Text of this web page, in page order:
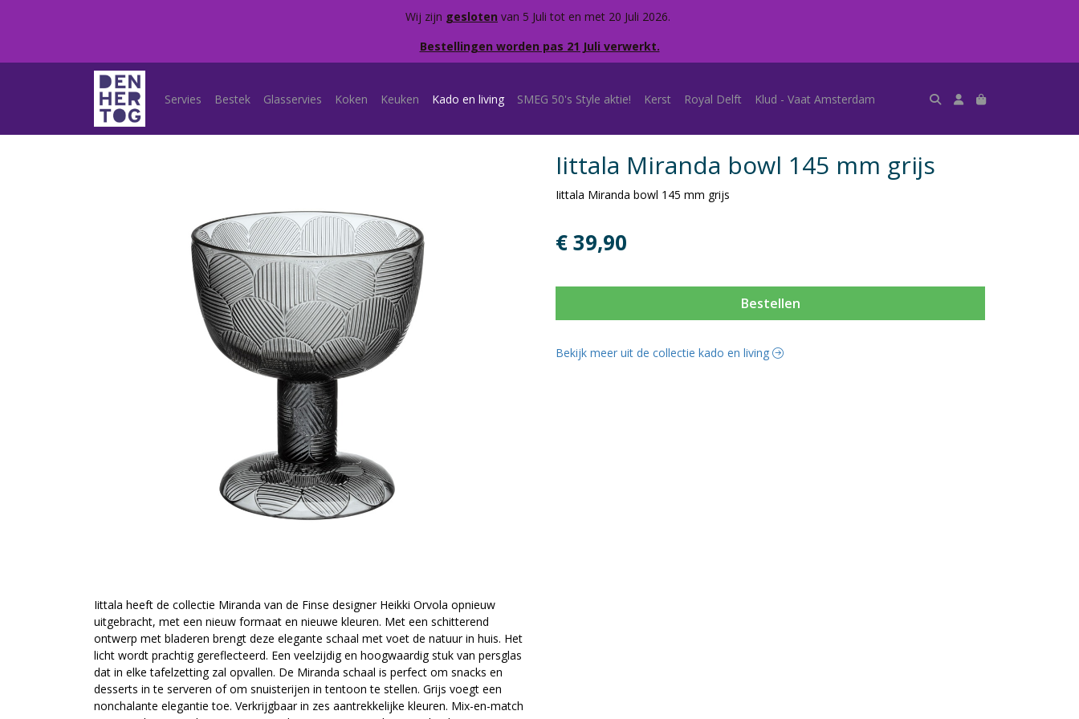
Wij zijn gesloten van 5 Juli tot en met 20 Juli 2026.
Bestellingen worden pas 21 Juli verwerkt.
Servies Bestek Glasservies Koken Keuken Kado en living SMEG 50's Style aktie! Kerst Royal Delft Klud - Vaat Amsterdam
Iittala heeft de collectie Miranda van de Finse designer Heikki Orvola opnieuw
uitgebracht, met een nieuw formaat en nieuwe kleuren. Met een schitterend
ontwerp met bladeren brengt deze elegante schaal met voet de natuur in huis. Het
licht wordt prachtig gereflecteerd. Een veelzijdig en hoogwaardig stuk van persglas
dat in elke tafelzetting zal opvallen. De Miranda schaal is perfect om snacks en
desserts in te serveren of om snuisterijen in tentoon te stellen. Grijs voegt een
nonchalante elegantie toe. Verkrijgbaar in zes aantrekkelijke kleuren. Mix-en-match
Iittala Miranda bowl 145 mm grijs
Iittala Miranda bowl 145 mm grijs
€ 39,90
Bestellen
Bekijk meer uit de collectie kado en living